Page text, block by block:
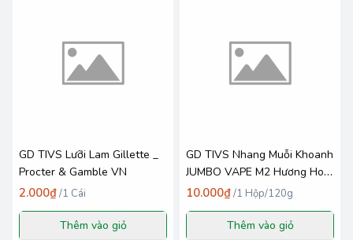
GD TIVS Lưỡi Lam Gillette _
Procter & Gamble VN
2.000₫/1 Cái
Thêm vào giỏ
GD TIVS Nhang Muỗi Khoanh
JUMBO VAPE M2 Hương Hoa
Lài Hộp 120g _ Fumakilla
10.000₫/1 Hộp/120g
Thêm vào giỏ